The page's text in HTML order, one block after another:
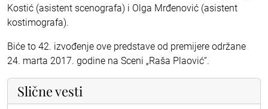
Kostić (asistent scenografa) i Olga Mrđenović (asistent
kostimografa).
Biće to 42. izvođenje ove predstave od premijere održane
24. marta 2017. godine na Sceni „Raša Plaović“.
Slične vesti